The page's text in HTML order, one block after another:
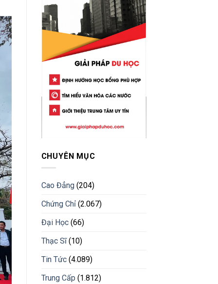
CHUYÊN MỤC
Cao Đẳng(204)
Chứng Chỉ(2.067)
Đại Học(66)
Thạc Sĩ(10)
Tin Tức(4.089)
Trung Cấp (1.812)